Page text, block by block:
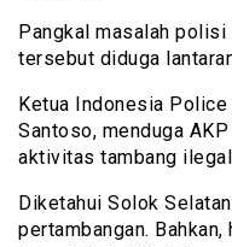
Pangkal masalah
tersebut diduga
Ketua Indonesia Police
Santoso, menduga
aktivitas tambang
Diketahui Solok
pertambangan.